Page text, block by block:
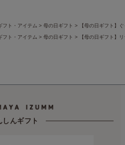
フト・アイテム 母の日ギフト 【母の日ギフト】
フト・アイテム 母の日ギフト 【母の日ギフト】
しんギフト